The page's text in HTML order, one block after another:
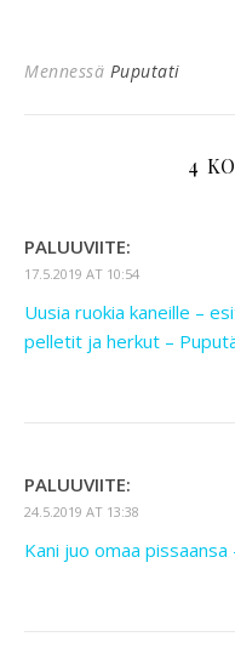
Mennessä Puputati
4
PALUUVIITE:
17.5.2019 AT 10:54
Uusia ruokia kaneille –
pelletit ja herkut –
PALUUVIITE:
24.5.2019 AT 13:38
Kani juo omaa